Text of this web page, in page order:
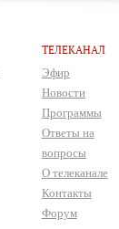
ТЕЛЕКАНАЛ
Эфир
Новости
Программы
Ответы на
вопросы
О телеканале
Контакты
Форум